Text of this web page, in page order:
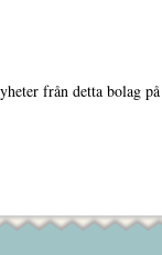
från detta bolag